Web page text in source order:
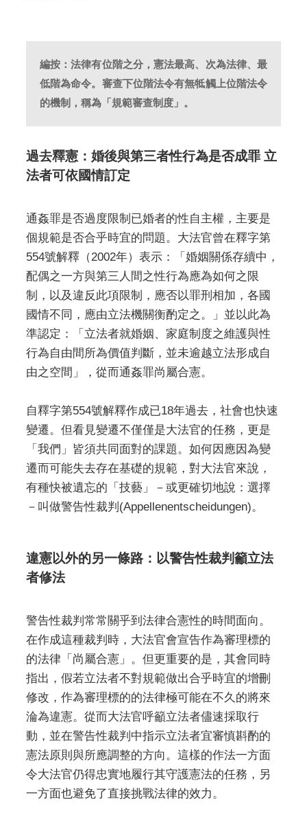
編按：法律有位階之分，憲法最高、次為法律、最
低階為命令。審查下位階法令有無牴觸上位階法令
的機制，稱為「規範審查制度」。
過去釋憲：婚後與第三者性行為是否成罪 立
法者可依國情訂定
通姦罪是否過度限制已婚者的性自主權，主要是
個規範是否合乎時宜的問題。大法官曾在釋字第
554號解釋（2002年）表示：「婚姻關係存續中，
配偶之一方與第三人間之性行為應為如何之限
制，以及違反此項限制，應否以罪刑相加，各國
國情不同，應由立法機關衡酌定之。」並以此為
準認定：「立法者就婚姻、家庭制度之維護與性
行為自由間所為價值判斷，並未逾越立法形成自
由之空間」，從而通姦罪尚屬合憲。
自釋字第554號解釋作成已18年過去，社會也快速
變遷。但看見變遷不僅僅是大法官的任務，更是
「我們」皆須共同面對的課題。如何因應因為變
遷而可能失去存在基礎的規範，對大法官來說，
有種快被遺忘的「技藝」－或更確切地說：選擇
－叫做警告性裁判(Appellenentscheidungen)。
違憲以外的另一條路：以警告性裁判籲立法
者修法
警告性裁判常常關乎到法律合憲性的時間面向。
在作成這種裁判時，大法官會宣告作為審理標的
的法律「尚屬合憲」。但更重要的是，其會同時
指出，假若立法者不對規範做出合乎時宜的增刪
修改，作為審理標的的法律極可能在不久的將來
淪為違憲。從而大法官呼籲立法者儘速採取行
動，並在警告性裁判中指示立法者宜審慎斟酌的
憲法原則與所應調整的方向。這樣的作法一方面
令大法官仍得忠實地履行其守護憲法的任務，另
一方面也避免了直接挑戰法律的效力。